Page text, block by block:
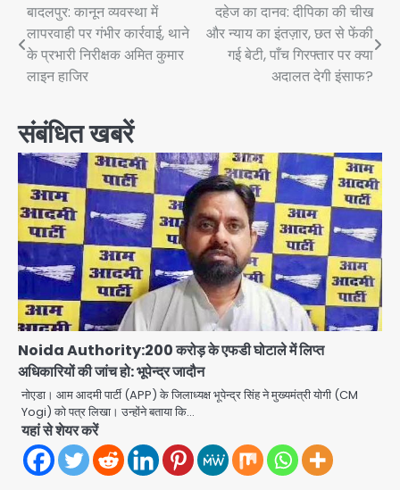
Post
navigation
बादलपुर: कानून व्यवस्था में
लापरवाही पर गंभीर कार्रवाई, थाने
के प्रभारी निरीक्षक अमित कुमार
लाइन हाजिर
दहेज का दानव: दीपिका की चीख
और न्याय का इंतज़ार, छत से फेंकी
गई बेटी, पाँच गिरफ्तार पर क्या
अदालत देगी इंसाफ?
संबंधित खबरें
Noida Authority:200 करोड़ के एफडी घोटाले में लिप्त
अधिकारियों की जांच हो: भूपेन्द्र जादौन
नोएडा। आम आदमी पार्टी (APP) के जिलाध्यक्ष भूपेन्द्र सिंह ने मुख्यमंत्री योगी (CM
Yogi) को पत्र लिखा। उन्होंने बताया कि…
यहां से शेयर करें